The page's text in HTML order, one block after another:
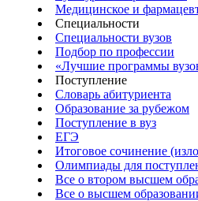
Медицинское и
Специальности
Специальности вузов
Подбор по профессии
«Лучшие программы
Поступление
Словарь абитуриента
Образование за рубежом
Поступление в вуз
ЕГЭ
Итоговое сочинение
Олимпиады для
Все о втором высшем
Все о высшем